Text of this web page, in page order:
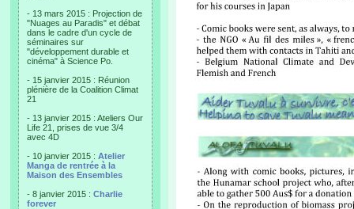
- 13 mars 2015 : Projection de
"Nuages au Paradis" et débat
dans le cadre d'un cycle de
séminaires sur
"développement durable et
cinéma" à Science Po.
- 15 janvier 2015 : Réunion
plénière de la Coalition Climat
21
- 13 janvier 2015 : Ateliers Our
Life 21, prises de vue 3/4
avec 4D
- 10 janvier 2015 : Atelier
Manga de rentrée à la
Maison des Ensembles
- 8 janvier 2015 : Charlie
forever